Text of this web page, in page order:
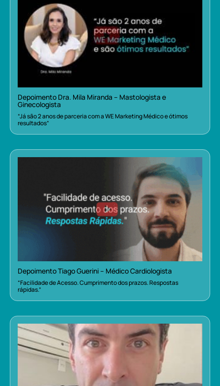
Depoimento Dra. Mila Miranda – Mastologista e
Ginecologista
“Já são 2 anos de parceria com a WE Marketing Médico e ótimos
resultados”
Depoimento Tiago Guerini – Médico Cardiologista
“Facilidade de Acesso. Cumprimento dos prazos. Respostas
rápidas.”